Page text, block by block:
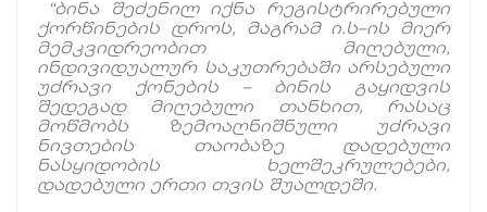
“ბინა შეძენილ იქნა
რეგისტრირებული
ქორწინების
დროს, მაგრამ ი.ს–ის
მიერ
მემკვიდრეობით
მიღებული,
ინდივიდუალურ საკუთრებაში არსებული
უძრავი
ქონების– ბინის
გაყიდვის
შედეგად
მიღებული თანხით, რასაც
მოწმობს
ზემოაღნიშნული
უძრავი
ნივთების
თაობაზე
დადებული
ნასყიდობის
ხელშეკრულებები,
დადებული ერთი თვის შუალდეში.